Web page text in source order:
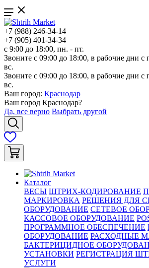
+7 (988) 246-34-14
+7 (905) 401-34-34
с 9:00 до 18:00, пн. - пт.
Звоните с 09:00 до 18:00, в рабочие дни с
вс.
Звоните с 09:00 до 18:00, в рабочие дни с
вс.
Ваш город: Краснодар
Ваш город Краснодар?
Да, все верно Выбрать другой
Каталог
ВЕСЫ ШТРИХ-КОДИРОВАНИЕ
МАРКИРОВКА РЕШЕНИЯ ДЛЯ
ОБОРУДОВАНИЕ СЕТЕВОЕ
КАССОВОЕ ОБОРУДОВАНИЕ
ПРОГРАММНОЕ ОБЕСПЕЧЕНИЕ
ОБОРУДОВАНИЕ РАСХОДНЫЕ
БАКТЕРИЦИДНОЕ
УСТАНОВКИ РЕГИСТРАЦИЯ
УСЛУГИ